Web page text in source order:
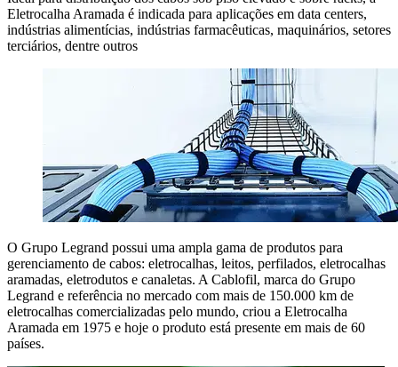
Eletrocalha Aramada é indicada para aplicações em data centers,
indústrias alimentícias, indústrias farmacêuticas, maquinários, setores
terciários, dentre outros
O Grupo Legrand possui uma ampla gama de produtos para
gerenciamento de cabos: eletrocalhas, leitos, perfilados, eletrocalhas
aramadas, eletrodutos e canaletas. A Cablofil, marca do Grupo
Legrand e referência no mercado com mais de 150.000 km de
eletrocalhas comercializadas pelo mundo, criou a Eletrocalha
Aramada em 1975 e hoje o produto está presente em mais de 60
países.